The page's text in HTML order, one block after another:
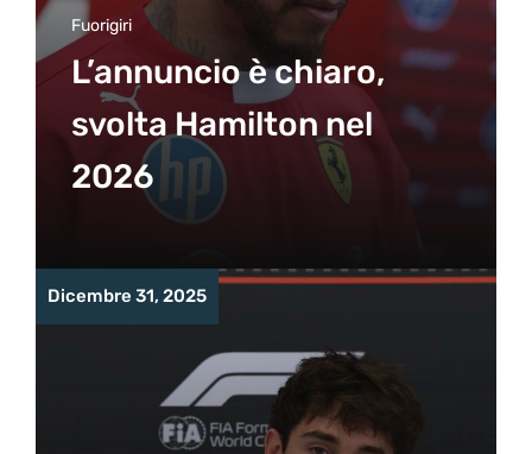
Fuorigiri
L’annuncio è chiaro,
svolta Hamilton nel
2026
Dicembre 31, 2025